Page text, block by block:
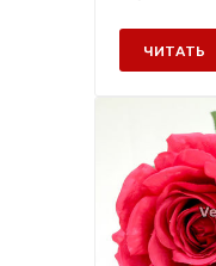
ЧИТАТЬ